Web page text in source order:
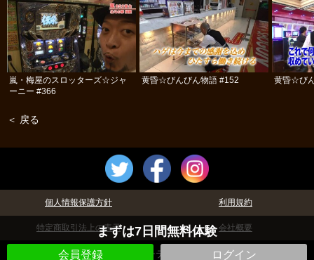
まずは7日間無料体験
会員登録 ログイン
嵐・梅屋のスロッターズ☆ジャ
ーニー #366
黄昏☆びんびん物語 #152 黄昏☆び
＜ 戻る
個人情報保護方針 利用規約
特定商取引法上の表示 会社概要
©パチテレ！